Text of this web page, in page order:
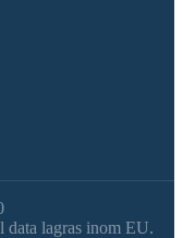
data lagras inom EU.